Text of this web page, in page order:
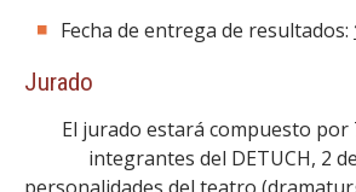
Fecha de entrega de resultados:
Jurado
El jurado estará compuesto por
integrantes del DETUCH, 2